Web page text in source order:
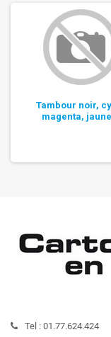
Tambour noir,
magenta,
Tel : 01.77.624.424